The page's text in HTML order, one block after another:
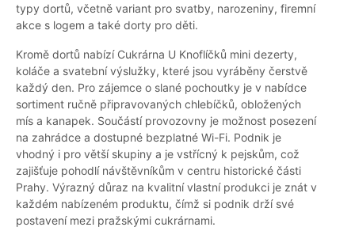
typy dortů, včetně variant pro svatby, narozeniny, firemní
akce s logem a také dorty pro děti.
Kromě dortů nabízí Cukrárna U Knoflíčků mini dezerty,
koláče a svatební výslužky, které jsou vyráběny čerstvě
každý den. Pro zájemce o slané pochoutky je v nabídce
sortiment ručně připravovaných chlebíčků, obložených
mís a kanapek. Součástí provozovny je možnost posezení
na zahrádce a dostupné bezplatné Wi-Fi. Podnik je
vhodný i pro větší skupiny a je vstřícný k pejskům, což
zajišťuje pohodlí návštěvníkům v centru historické části
Prahy. Výrazný důraz na kvalitní vlastní produkci je znát v
každém nabízeném produktu, čímž si podnik drží své
postavení mezi pražskými cukrárnami.